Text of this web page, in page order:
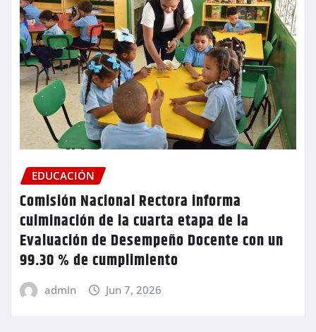
EDUCACIÓN
Comisión Nacional Rectora informa
culminación de la cuarta etapa de la
Evaluación de Desempeño Docente con un
99.30 % de cumplimiento
admin Jun 7, 2026